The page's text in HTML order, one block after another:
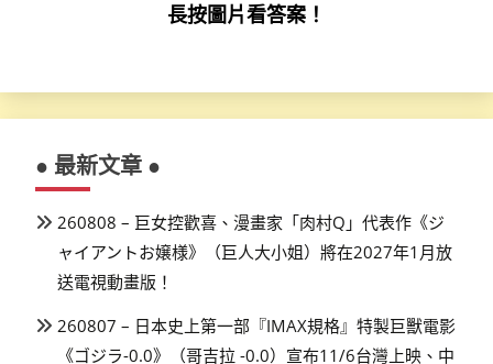
長按圖片看答案！
● 最新文章 ●
260808 – 巨女控歡喜、漫畫家「肉村Q」代表作《ジ
ャイアントお嬢様》（巨人大小姐）將在2027年1月放
送電視動畫版！
260807 – 日本史上第一部『IMAX規格』特製巨獸電影
《ゴジラ-0.0》（哥吉拉 -0.0）宣布11/6台灣上映、中